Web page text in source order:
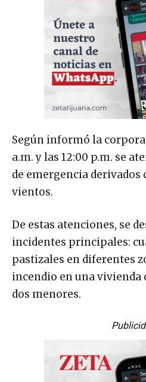
Según informó la
a.m. y las 12:00 p.m. se
de emergencia derivados
vientos.
De estas atenciones, se
incidentes principales:
pastizales en diferentes
incendio en una vivienda
dos menores.